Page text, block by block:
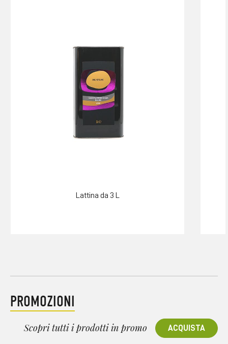
Lattina da 3 L
PROMOZIONI
Scopri tutti i prodotti in promo ACQUISTA